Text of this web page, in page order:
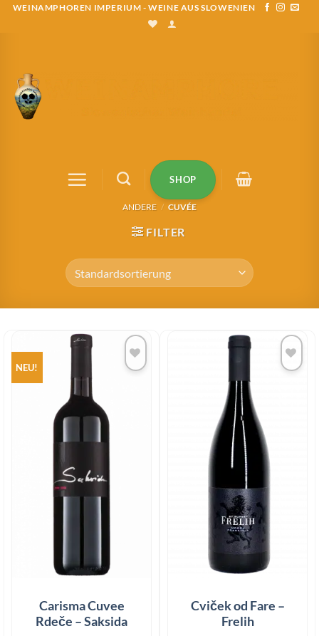
ZumWEINAMPHOREN IMPERIUM - WEINE AUS SLOWENIEN
SHOP
ANDERE / CUVÉE
FILTER
NEU!
Carisma Cuvee
Rdeče – Saksida
Cviček od Fare –
Frelih